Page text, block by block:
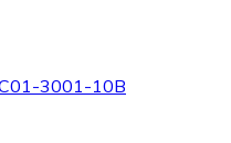
3001-10B